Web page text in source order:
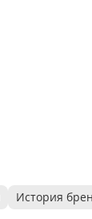
История